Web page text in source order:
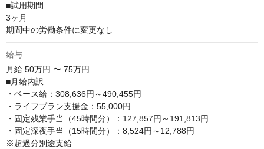
■試用期間
3ヶ月
期間中の労働条件に変更なし
給与
月給 50万円 〜 75万円
■月給内訳
・ベース給：308,636円～490,455円
・ライフプラン支援金：55,000円
・固定残業手当（45時間分）：127,857円～191,813円
・固定深夜手当（15時間分）：8,524円～12,788円
※超過分別途支給